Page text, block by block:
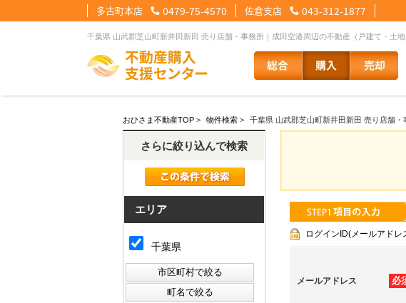
多古町本店 0479-75-4570 佐倉支店 043-312-1877
【住宅ローンメニュー】
住宅ローンに強い理由
【会社情報メニュー】
会社概要 スタッフ紹介
その他の事業紹介 健康経営優良法人2025 採
【お問合せメニュー】
メール問合せ LINE問合せ
おひさま不動産TOP > 物件検索 > 千葉県 山武郡芝山町新井田新田 売り店舗・
ログインID(メールアド
必
メールアドレス
さらに絞り込んで検索
エリア
千葉県